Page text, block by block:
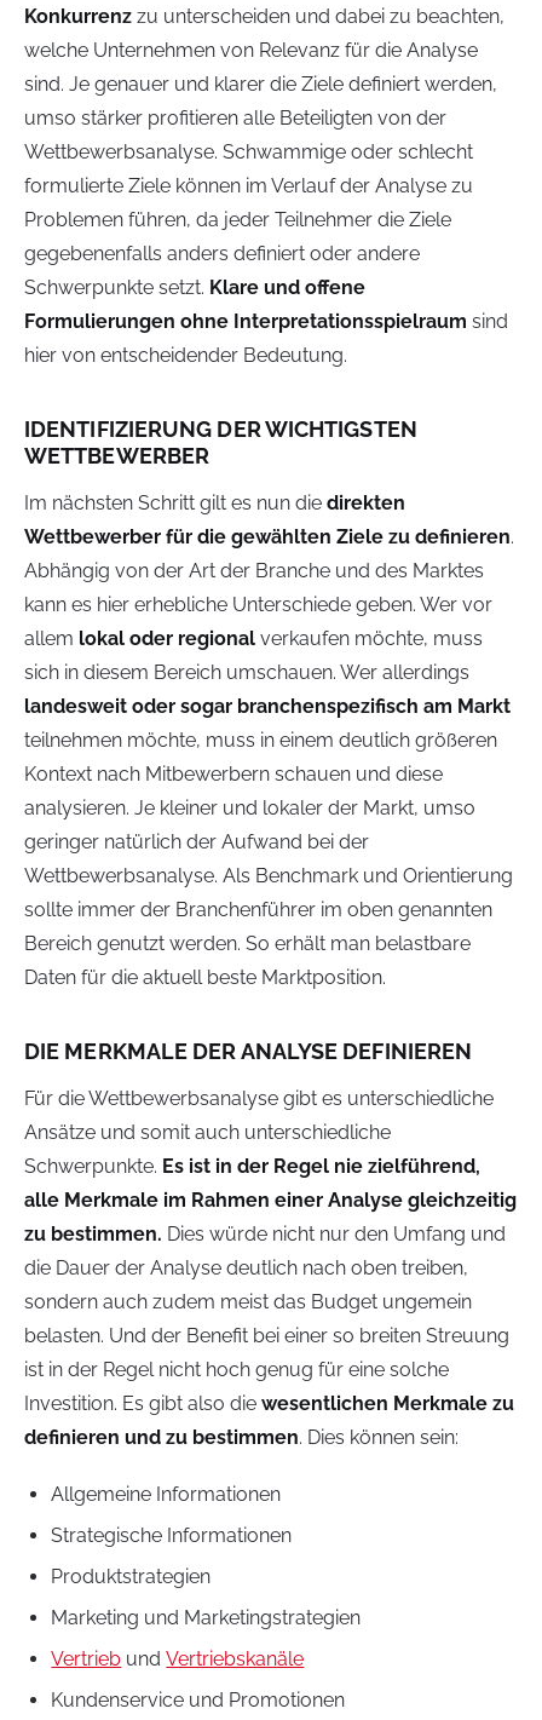
Konkurrenz zu unterscheiden und dabei zu beachten,
welche Unternehmen von Relevanz für die Analyse
sind. Je genauer und klarer die Ziele definiert werden,
umso stärker profitieren alle Beteiligten von der
Wettbewerbsanalyse. Schwammige oder schlecht
formulierte Ziele können im Verlauf der Analyse zu
Problemen führen, da jeder Teilnehmer die Ziele
gegebenenfalls anders definiert oder andere
Schwerpunkte setzt. Klare und offene
Formulierungen ohne Interpretationsspielraum sind
hier von entscheidender Bedeutung.
IDENTIFIZIERUNG DER WICHTIGSTEN
WETTBEWERBER
Im nächsten Schritt gilt es nun die direkten
Wettbewerber für die gewählten Ziele zu definieren.
Abhängig von der Art der Branche und des Marktes
kann es hier erhebliche Unterschiede geben. Wer vor
allem lokal oder regional verkaufen möchte, muss
sich in diesem Bereich umschauen. Wer allerdings
landesweit oder sogar branchenspezifisch am Markt
teilnehmen möchte, muss in einem deutlich größeren
Kontext nach Mitbewerbern schauen und diese
analysieren. Je kleiner und lokaler der Markt, umso
geringer natürlich der Aufwand bei der
Wettbewerbsanalyse. Als Benchmark und Orientierung
sollte immer der Branchenführer im oben genannten
Bereich genutzt werden. So erhält man belastbare
Daten für die aktuell beste Marktposition.
DIE MERKMALE DER ANALYSE DEFINIEREN
Für die Wettbewerbsanalyse gibt es unterschiedliche
Ansätze und somit auch unterschiedliche
Schwerpunkte. Es ist in der Regel nie zielführend,
alle Merkmale im Rahmen einer Analyse gleichzeitig
zu bestimmen. Dies würde nicht nur den Umfang und
die Dauer der Analyse deutlich nach oben treiben,
sondern auch zudem meist das Budget ungemein
belasten. Und der Benefit bei einer so breiten Streuung
ist in der Regel nicht hoch genug für eine solche
Investition. Es gibt also die wesentlichen Merkmale zu
definieren und zu bestimmen. Dies können sein:
Allgemeine Informationen
Strategische Informationen
Produktstrategien
Marketing und Marketingstrategien
Vertrieb undVertriebskanäle
Kundenservice und Promotionen